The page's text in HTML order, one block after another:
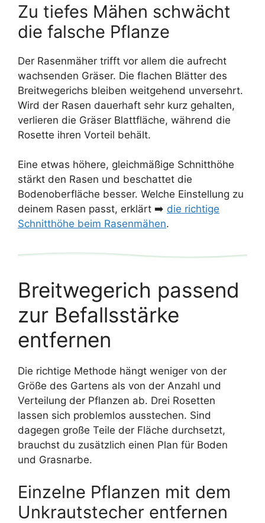
Zu tiefes Mähen schwächt
die falsche Pflanze
Der Rasenmäher trifft vor allem die aufrecht
wachsenden Gräser. Die flachen Blätter des
Breitwegerichs bleiben weitgehend unversehrt.
Wird der Rasen dauerhaft sehr kurz gehalten,
verlieren die Gräser Blattfläche, während die
Rosette ihren Vorteil behält.
Eine etwas höhere, gleichmäßige Schnitthöhe
stärkt den Rasen und beschattet die
Bodenoberfläche besser. Welche Einstellung zu
deinem Rasen passt, erklärt ➡️ die richtige
Schnitthöhe beim Rasenmähen.
Breitwegerich passend
zur Befallsstärke
entfernen
Die richtige Methode hängt weniger von der
Größe des Gartens als von der Anzahl und
Verteilung der Pflanzen ab. Drei Rosetten
lassen sich problemlos ausstechen. Sind
dagegen große Teile der Fläche durchsetzt,
brauchst du zusätzlich einen Plan für Boden
und Grasnarbe.
Einzelne Pflanzen mit dem
Unkrautstecher entfernen